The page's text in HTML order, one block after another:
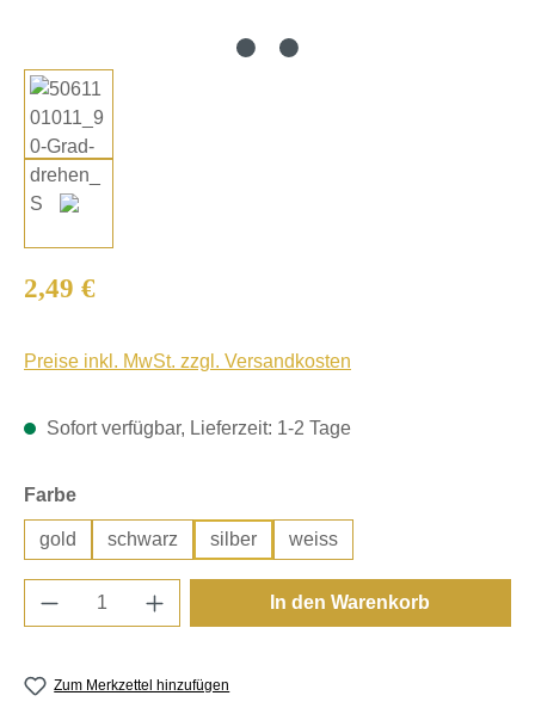
Regulärer Preis:
2,49 €
Preise inkl. MwSt. zzgl. Versandkosten
Sofort verfügbar, Lieferzeit: 1-2 Tage
Farbeauswählen
gold schwarz silber weiss
Produkt Anzahl: Gib den gewünschten
In den Warenkorb
Zum Merkzettel hinzufügen